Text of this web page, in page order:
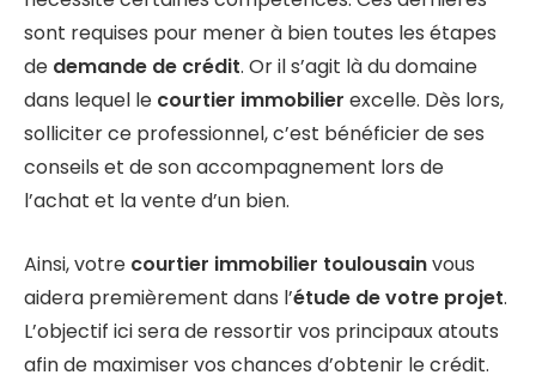
sont requises pour mener à bien toutes les étapes
de demande de crédit. Or il s’agit là du domaine
dans lequel le courtier immobilier excelle. Dès lors,
solliciter ce professionnel, c’est bénéficier de ses
conseils et de son accompagnement lors de
l’achat et la vente d’un bien.
Ainsi, votre courtier immobilier toulousainvous
aidera premièrement dans l’étude de votre projet.
L’objectif ici sera de ressortir vos principaux atouts
afin de maximiser vos chances d’obtenir le crédit.